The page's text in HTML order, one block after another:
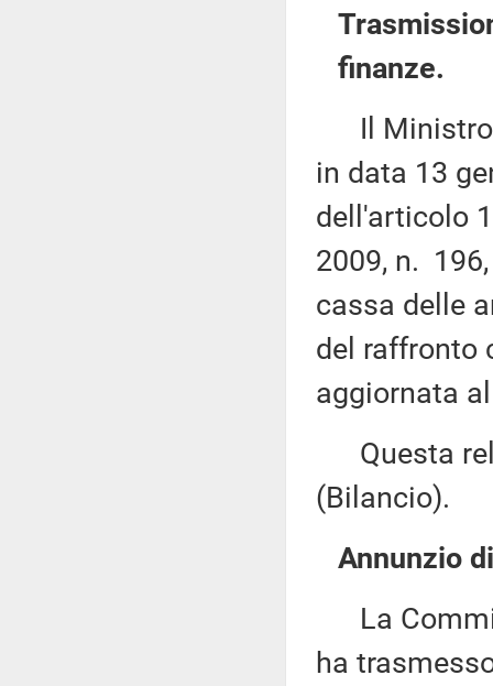
finanze.
Il Ministro
in data 13
dell'articolo
2009, n.
cassa delle
del raffronto
aggiornata
Questa
(Bilancio).
Annunzio
La
ha